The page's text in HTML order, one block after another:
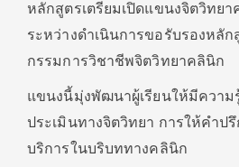
หลักสูตรเตรียมเปิดแขนงจิตวิทย
ระหว่างดำเนินการขอรับรองหลั
กรรมการวิชาชีพจิตวิทยาคลินิก
แขนงนี้มุ่งพัฒนาผู้เรียนให้มีควา
ประเมินทางจิตวิทยา การให้คำป
บริการในบริบททางคลินิก